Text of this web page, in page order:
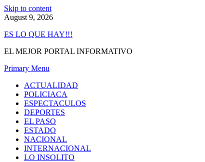
Skip to content
August 9, 2026
ES LO QUE HAY!!!
EL MEJOR PORTAL INFORMATIVO
Primary Menu
ACTUALIDAD
POLICIACA
ESPECTACULOS
DEPORTES
EL PASO
ESTADO
NACIONAL
INTERNACIONAL
LO INSOLITO